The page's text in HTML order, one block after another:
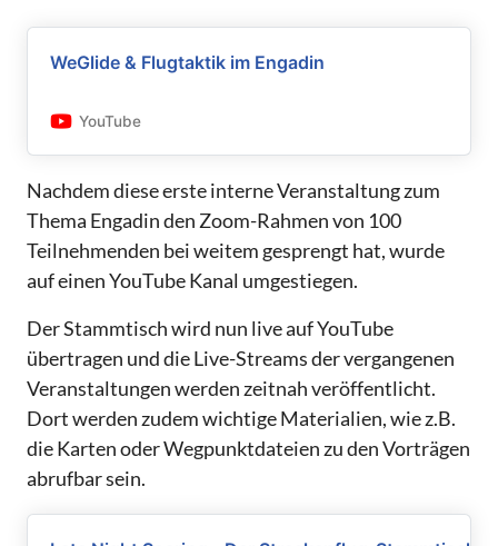
WeGlide & Flugtaktik im Engadin
YouTube
Nachdem diese erste interne Veranstaltung zum
Thema Engadin den Zoom-Rahmen von 100
Teilnehmenden bei weitem gesprengt hat, wurde
auf einen YouTube Kanal umgestiegen.
Der Stammtisch wird nun live auf YouTube
übertragen und die Live-Streams der vergangenen
Veranstaltungen werden zeitnah veröffentlicht.
Dort werden zudem wichtige Materialien, wie z.B.
die Karten oder Wegpunktdateien zu den Vorträgen
abrufbar sein.